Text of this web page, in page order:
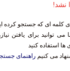
نشد!
کلمه ای که جستجو کرده
می توانید برای یافتن
ها استفاده کنید
می کنیم راهنمای